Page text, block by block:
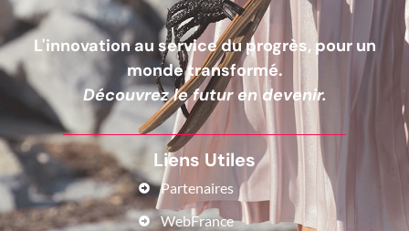
L'innovation au service du progrès, pour un
monde transformé.
Découvrez le futur en devenir.
Liens Utiles
Partenaires
WebFrance